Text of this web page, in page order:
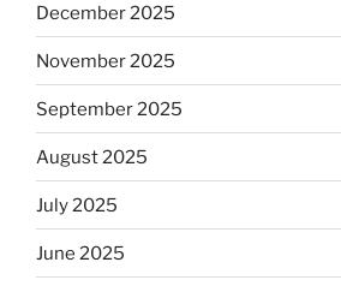
December 2025
November 2025
September 2025
August 2025
July 2025
June 2025